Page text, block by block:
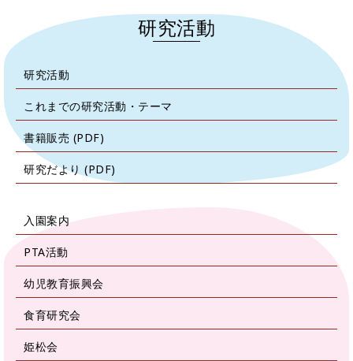
研究活動
研究活動
これまでの研究活動・テーマ
書籍販売 (PDF)
研究だより (PDF)
入園案内
PTA活動
幼児教育振興会
食育研究会
姫松会